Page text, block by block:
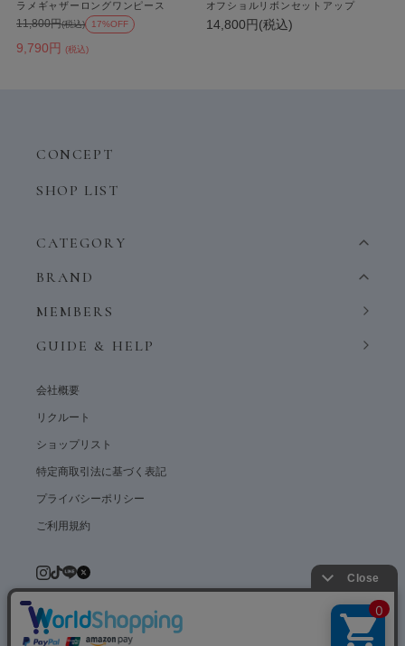
ラメギャザーロングワンピース
9,790円 (税込)
11,800円(税込) 17%OFF
オフショルリボンセットアップ
14,800円(税込)
CONCEPT
SHOP LIST
CATEGORY
BRAND
MEMBERS
GUIDE & HELP
会社概要
リクルート
ショップリスト
特定商取引法に基づく表記
プライバシーポリシー
ご利用規約
© weardept co.,ltd. All rights reserved.